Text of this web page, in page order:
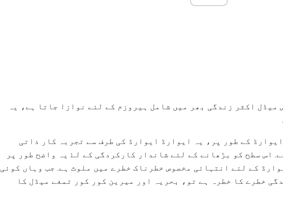
میڈل اکثر زندگی بھر میں شامل ہیروزم کے لئے نوازا جاتا ہے، یہ
کے طور پر، یہ ایوارڈ ایوارڈ کی طرف سے تجربہ کار ذاتی
اس سطح کو بڑھانے کے لئے شاندار کارکردگی کے لۓ یہ واضح طور پر
کے لئے انتہائی مخصوص خطرناک خطرے میں ملوث ہے. جب وہاں کوئی
خطرے کا خطرہ ہے تو، بحریہ اور میرین کور کور تمغے میڈل کا